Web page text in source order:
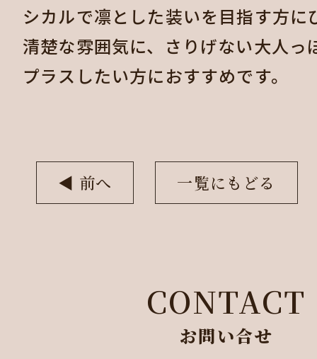
シカルで凛とした装いを目指す方に
清楚な雰囲気に、さりげない大人っ
プラスしたい方におすすめです。
◀︎ 前へ 一覧にもどる
CONTACT
お問い合せ